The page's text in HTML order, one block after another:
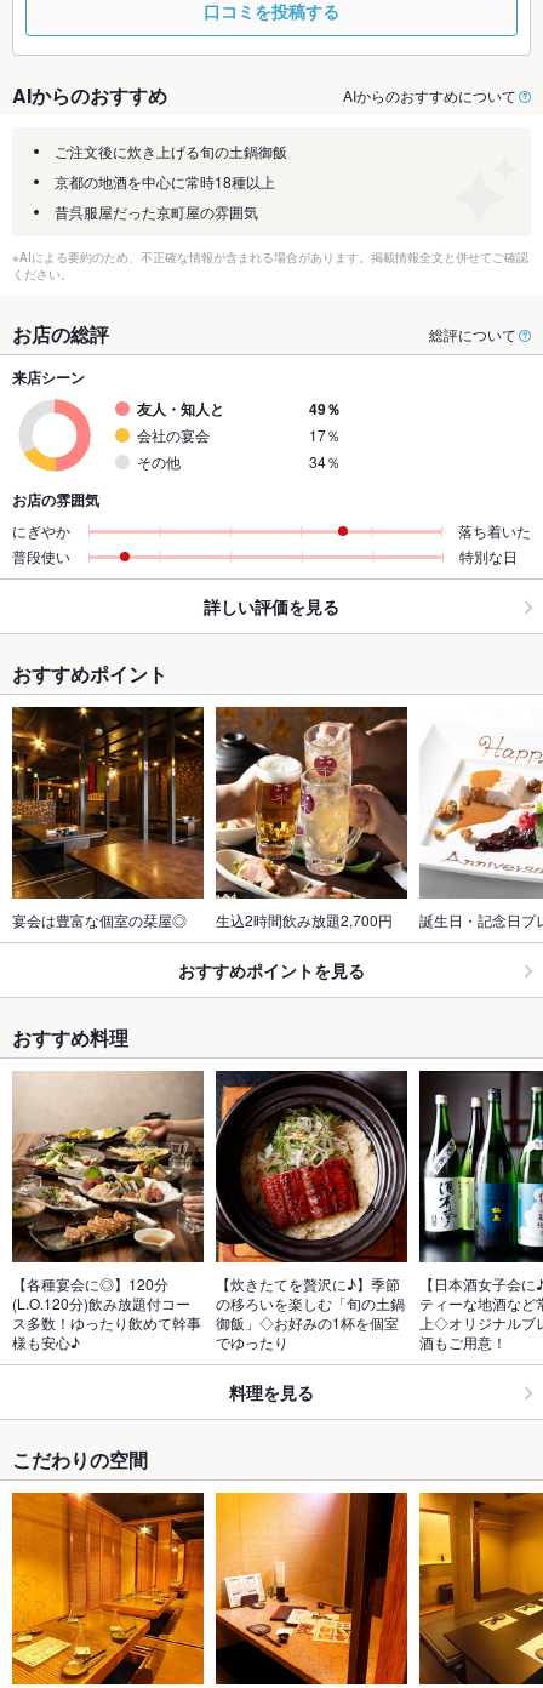
口コミを投稿する
AIからのおすすめ AIからのおすすめについて
ご注文後に炊き上げる旬の土鍋御飯
京都の地酒を中心に常時18種以上
昔呉服屋だった京町屋の雰囲気
※AIによる要約のため、不正確な情報が含まれる場合があります。掲載情報全文と併せてご確認
ください。
お店の総評 総評について
来店シーン
友人・知人と
49％
会社の宴会
17％
その他
34％
お店の雰囲気
にぎやか
落ち着いた
普段使い
特別な日
詳しい評価を見る
おすすめポイント
宴会は豊富な個室の栞屋◎ 生込2時間飲み放題2,700円 誕生日・記念日プ
おすすめポイントを見る
おすすめ料理
【各種宴会に◎】120分
(L.O.120分)飲み放題付コー
ス多数！ゆったり飲めて幹事
様も安心♪
【炊きたてを贅沢に♪】季節
の移ろいを楽しむ「旬の土鍋
御飯」◇お好みの1杯を個室
でゆったり
【日本酒女子会
ティーな地酒など
上◇オリジナルブ
酒もご用意！
料理を見る
こだわりの空間